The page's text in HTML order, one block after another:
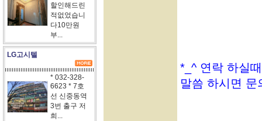
할인해드린
적없었습니
다10만원
부...
LG고시텔
* 032-328-
6623 * 7호
선 신중동역
3번 출구 저
희...
*_^ 연락 하실
말씀 하시면 문